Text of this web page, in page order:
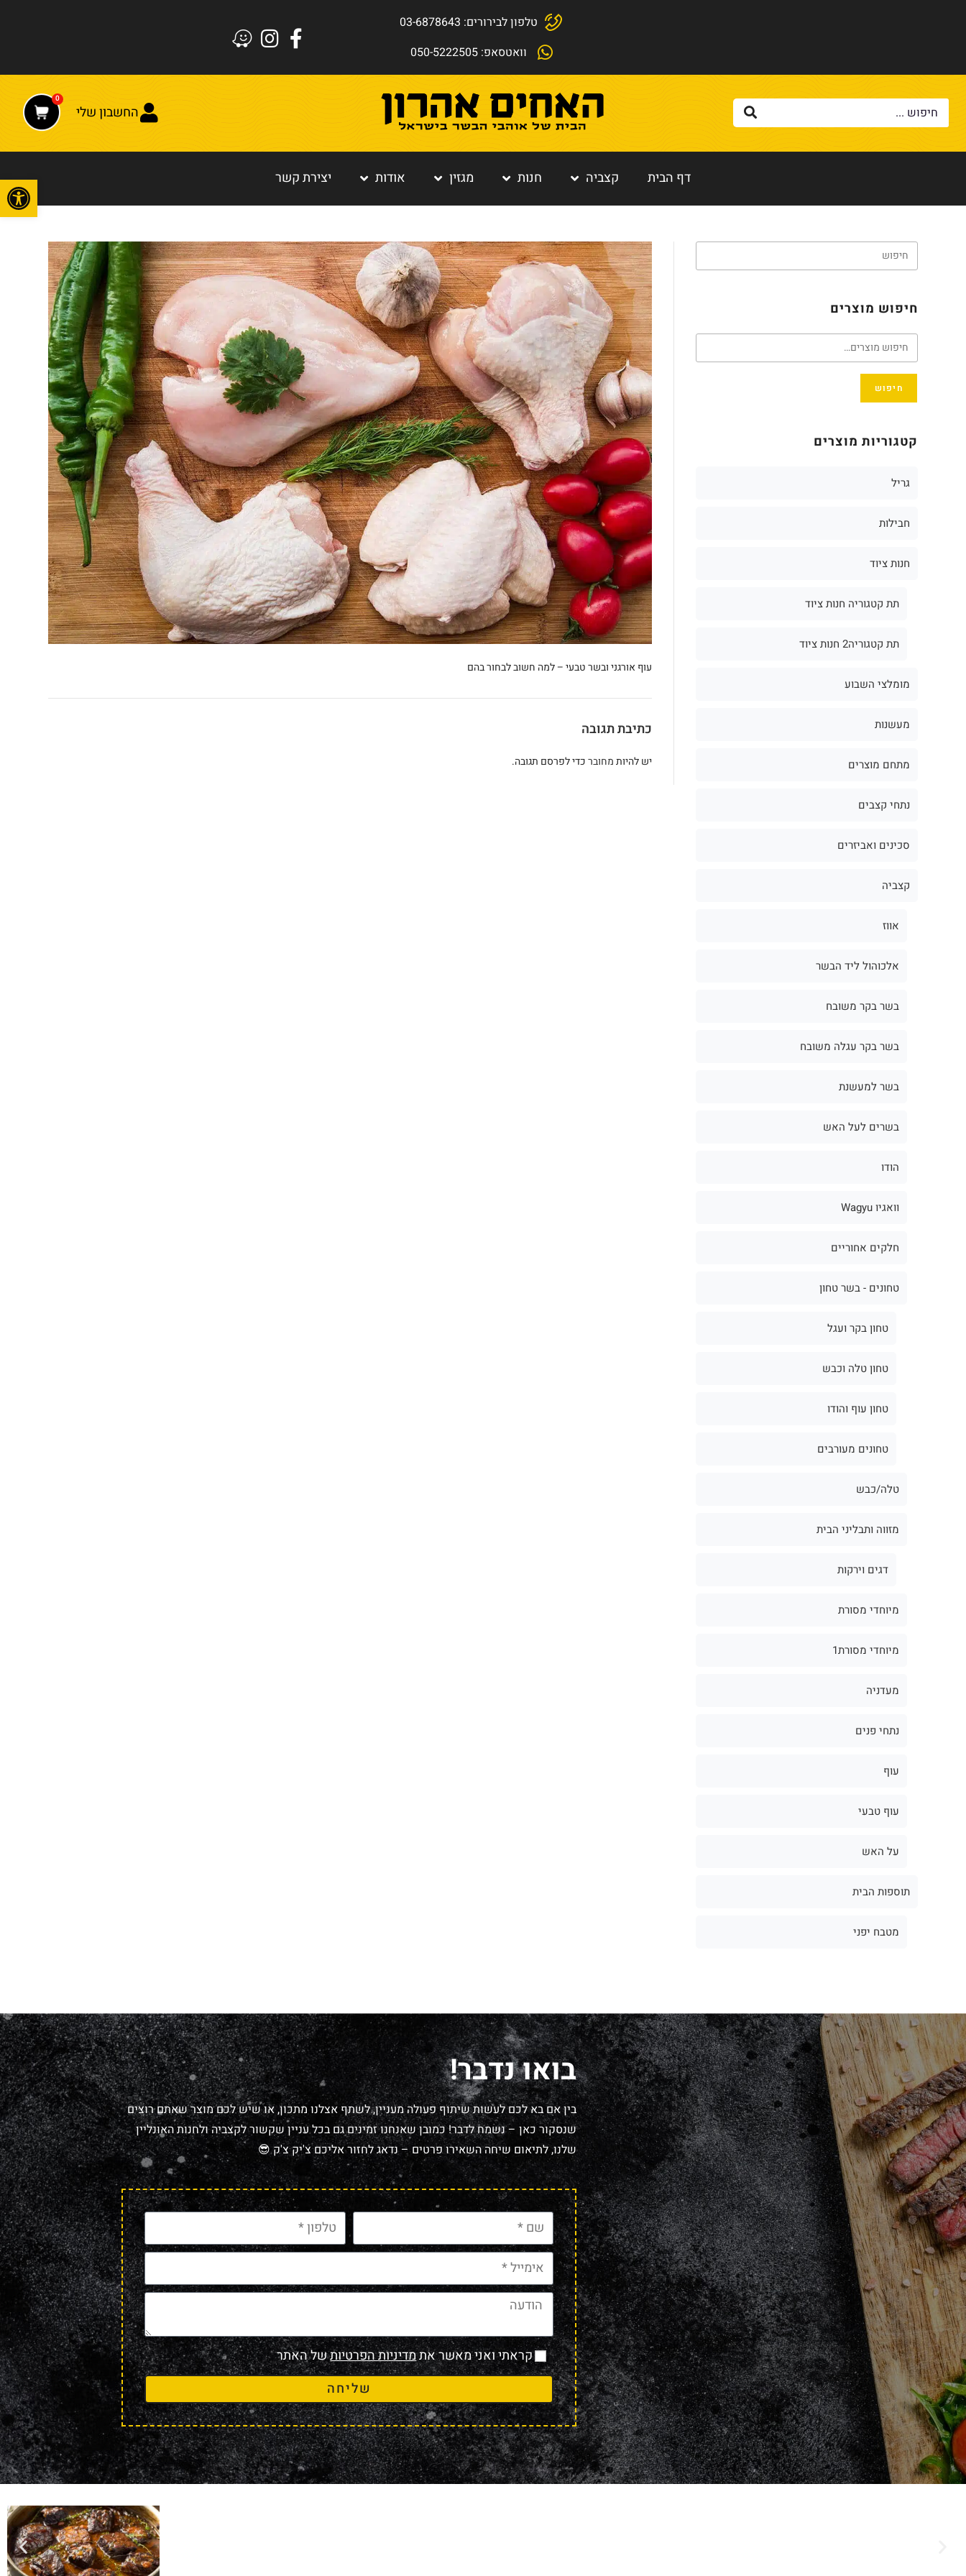
טלפון לבירורים: 03-6878643
וואטסאפ: 050-5222505
החשבון שלי
0
דף הבית קצביה חנות מגזין אודות יצירת קשר
עוף אורגני ובשר טבעי – למה חשוב לבחור בהם
כתיבת תגובה
יש להיותמחוברכדי לפרסם תגובה.
חיפוש מוצרים
חיפוש
קטגוריות מוצרים
גריל
חבילות
חנות ציוד
תת קטגוריה חנות ציוד
תת קטגוריה2 חנות ציוד
מומלצי השבוע
מעשנות
מתחם מוצרים
נתחי קצבים
סכינים ואביזרים
קצביה
אווז
אלכוהול ליד הבשר
בשר בקר משובח
בשר בקר עגלה משובח
בשר למעשנת
בשרים לעל האש
הודו
וואגיו Wagyu
חלקים אחוריים
טחונים - בשר טחון
טחון בקר ועגל
טחון טלה וכבש
טחון עוף והודו
טחונים מעורבים
טלה/כבש
מזווה ותבליני הבית
דגים וירקות
מיוחדי מסורת
מיוחדי מסורת1
מעדניה
נתחי פנים
עוף
עוף טבעי
על האש
תוספות הבית
מטבח יפני
בואו נדבר!
בין אם בא לכם לעשות שיתוף פעולה מעניין, לשתף אצלנו מתכון, או שיש לכם מוצר שאתם רוצים
שנסקור כאן – נשמח לדבר! כמובן שאנחנו זמינים גם בכל עניין שקשור לקצביה ולחנות האונליין
שלנו, לתיאום שיחה השאירו פרטים – נדאג לחזור אליכם צ'יק צ'ק 😎
קראתי ואני מאשר אתמדיניות הפרטיותשל האתר
שליחה